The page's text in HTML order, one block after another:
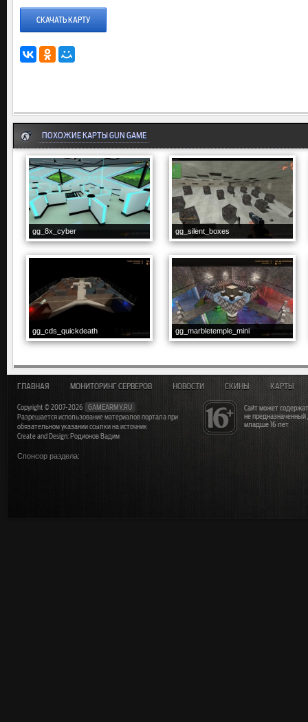
СКАЧАТЬ КАРТУ
ПОХОЖИЕ КАРТЫ GUN GAME
gg_8x_cyber gg_silent_boxes
gg_cds_quickdeath gg_marbletemple_mini
Сайт может
не
младше 16 лет
ГЛАВНАЯ МОНИТОРИНГ СЕРВЕРОВ НОВОСТИ СКИНЫ КАРТЫ
Copyright © 2007-2026
GAMEARMY.RU
Разрешается использование материалов портала при
обязательном указании ссылки на источник
Create and Design: Родионов Вадим
Спонсор раздела: